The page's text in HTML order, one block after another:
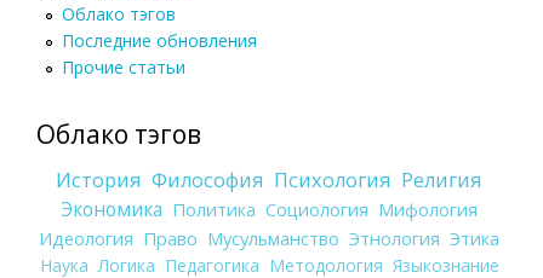
Облако тэгов
Последние обновления
Прочие статьи
Облако тэгов
История Философия Психология Религия
Экономика Политика Социология Мифология
Идеология Право Мусульманство Этнология Этика
Наука Логика Педагогика Методология Языкознание